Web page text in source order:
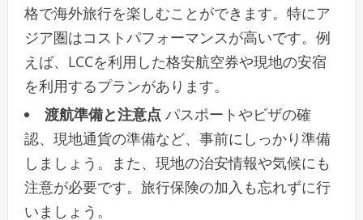
格で海外旅行を楽しむことができます。特にア
ジア圏はコストパフォーマンスが高いです。例
えば、LCCを利用した格安航空券や現地の安宿
を利用するプランがあります。
渡航準備と注意点 パスポートやビザの確
認、現地通貨の準備など、事前にしっかり準備
しましょう。また、現地の治安情報や気候にも
注意が必要です。旅行保険の加入も忘れずに行
いましょう。